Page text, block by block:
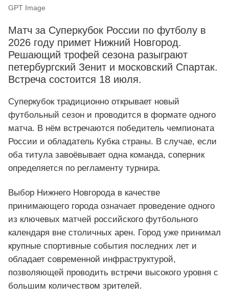
GPT Image
Матч за Суперкубок России по футболу в
2026 году примет Нижний Новгород.
Решающий трофей сезона разыграют
петербургский Зенит и московский Спартак.
Встреча состоится 18 июля.
Суперкубок традиционно открывает новый
футбольный сезон и проводится в формате одного
матча. В нём встречаются победитель чемпионата
России и обладатель Кубка страны. В случае, если
оба титула завоёвывает одна команда, соперник
определяется по регламенту турнира.
Выбор Нижнего Новгорода в качестве
принимающего города означает проведение одного
из ключевых матчей российского футбольного
календаря вне столичных арен. Город уже принимал
крупные спортивные события последних лет и
обладает современной инфраструктурой,
позволяющей проводить встречи высокого уровня с
большим количеством зрителей.